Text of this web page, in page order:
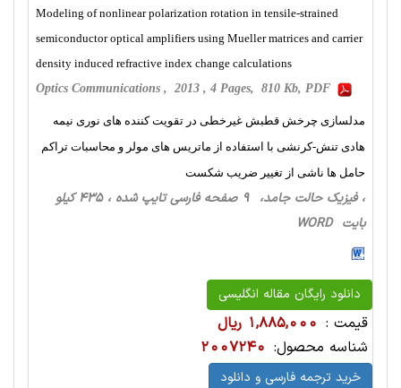
Modeling of nonlinear polarization rotation in tensile-strained
semiconductor optical amplifiers using Mueller matrices and carrier
density induced refractive index change calculations
Optics Communications , 2013 , 4 Pages, 810 Kb, PDF
مدلسازی چرخش قطبش غیرخطی در تقویت کننده های نوری نیمه
هادی تنش-کرنشی با استفاده از ماتریس های مولر و محاسبات تراکم
حامل ها ناشی از تغییر ضریب شکست
، فیزیک حالت‌ جامد، 9 صفحه فارسی تایپ شده ، 435 کیلو
بایت WORD
دانلود رایگان مقاله انگلیسی
قیمت : 1,885,000 ریال
شناسه محصول: 2007240
خرید ترجمه فارسی و دانلود